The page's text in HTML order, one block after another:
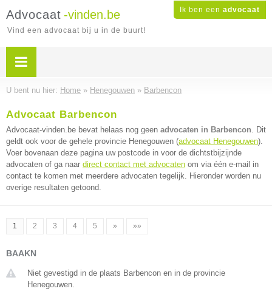
Ik ben een advocaat
Advocaat -vinden.be
Vind een advocaat bij u in de buurt!
U bent nu hier: Home » Henegouwen » Barbencon
Advocaat Barbencon
Advocaat-vinden.be bevat helaas nog geen advocaten in Barbencon. Dit
geldt ook voor de gehele provincie Henegouwen (advocaat Henegouwen).
Voer bovenaan deze pagina uw postcode in voor de dichtstbijzijnde
advocaten of ga naar direct contact met advocaten om via één e-mail in
contact te komen met meerdere advocaten tegelijk. Hieronder worden nu
overige resultaten getoond.
1 2 3 4 5 » »»
BAAKN
Niet gevestigd in de plaats Barbencon en in de provincie
Henegouwen.